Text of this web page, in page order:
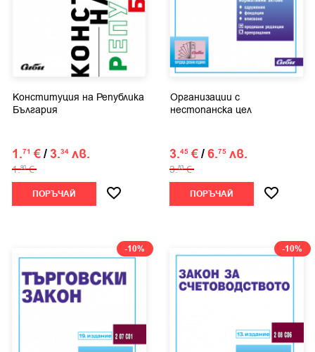
Конституция на Република
България
1.71 €/3.34 лв.
1.90 €
ПОРЪЧАЙ
Организации с
нестопанска цел
3.45 €/6.75 лв.
3.83 €
ПОРЪЧАЙ
-10% -10%